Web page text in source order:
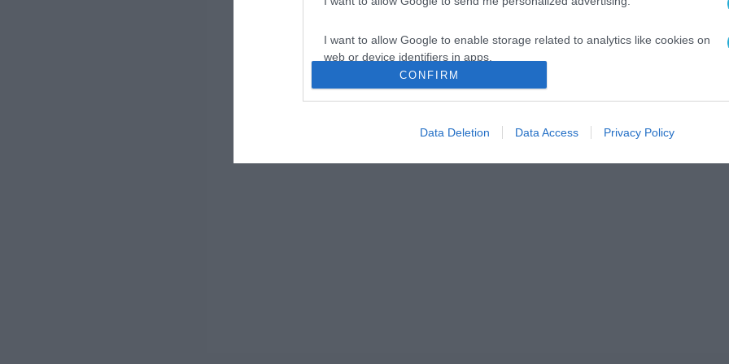
I want to allow Google to enable storage related to analytics like cookies on
web or device identifiers in apps.
I want to allow Google to enable storage related to functionality of the website
I want to allow Google to enable storage related to personalization.
CONFIRM
Data Deletion Data Access Privacy Policy